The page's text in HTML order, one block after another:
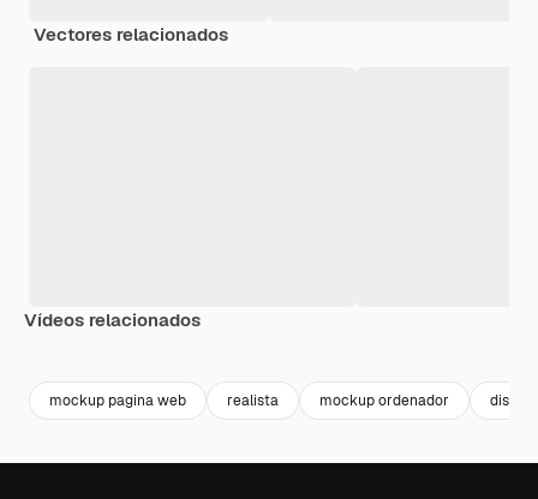
Vectores relacionados
Vídeos relacionados
mockup pagina web realista mockup ordenador